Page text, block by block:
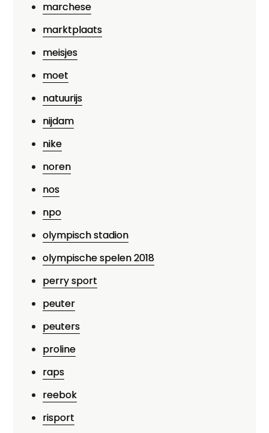
marchese
marktplaats
meisjes
moet
natuurijs
nijdam
nike
noren
nos
npo
olympisch stadion
olympische spelen 2018
perry sport
peuter
peuters
proline
raps
reebok
risport